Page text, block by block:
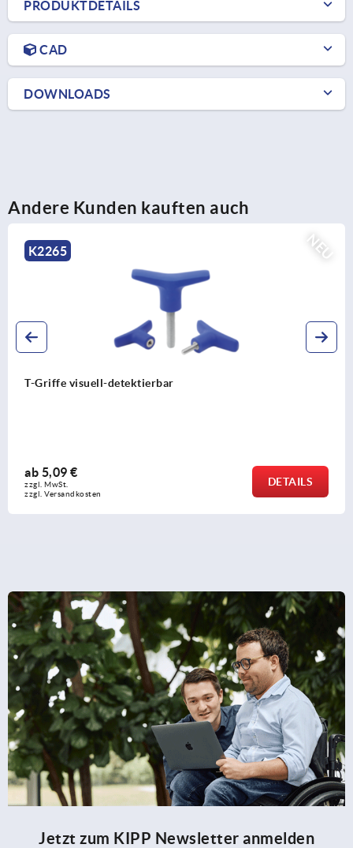
PRODUKTDETAILS
CAD
DOWNLOADS
Andere Kunden kauften auch
K1865
Spannarm für Schwenkspanner hydraulisch
ab 24,47 €
zzgl. MwSt.
zzgl. Versandkosten
DETAILS
Jetzt zum KIPP Newsletter anmelden